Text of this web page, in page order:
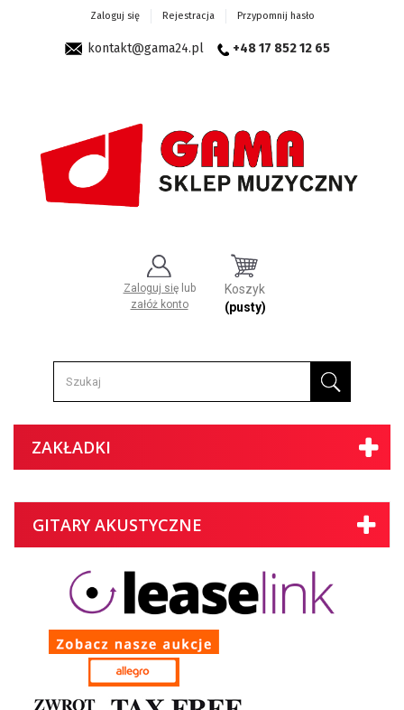
Zaloguj się Rejestracja Przypomnij hasło
kontakt@gama24.pl +48 17 852 12 65
Zaloguj się lub
załóż konto
Koszyk
(pusty)
ZAKŁADKI
GITARY AKUSTYCZNE